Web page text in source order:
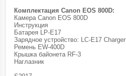
Комплектация Canon EOS 800D:
Камера Canon EOS 800D
Инструкция
Батарея LP-E17
Зарядное устройство: LC-E17 Charger
Ремень EW-400D
Крышка байонета RF-3
Наглазник